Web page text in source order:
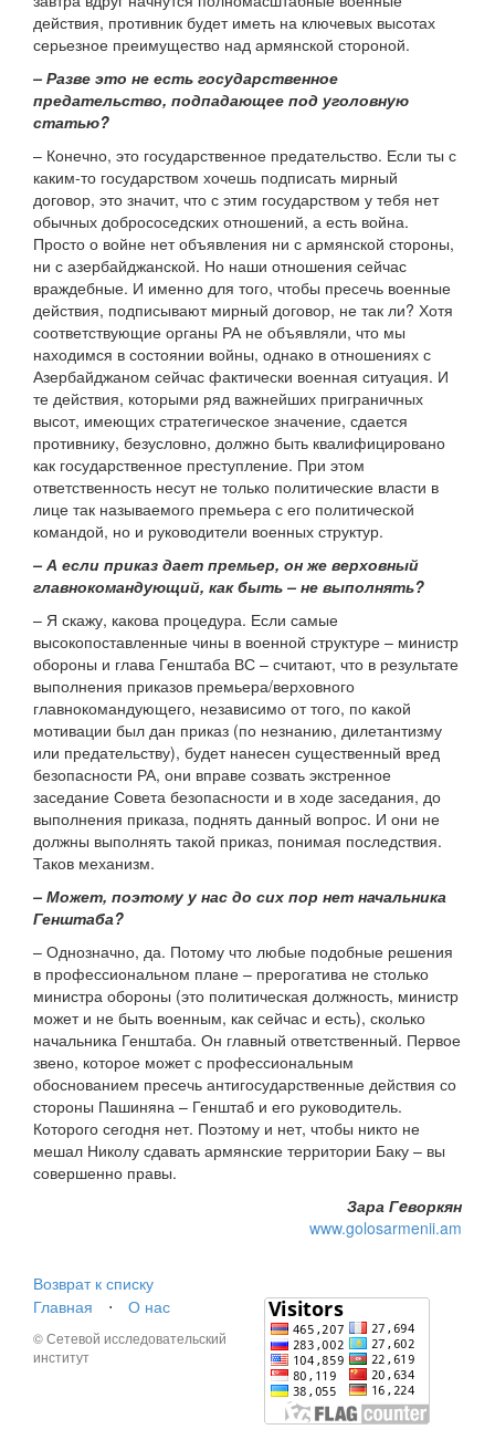
действия, противник будет иметь на ключевых высотах
серьезное преимущество над армянской стороной.
– Разве это не есть государственное
предательство, подпадающее под уголовную
статью?
– Конечно, это государственное предательство. Если ты с
каким-то государством хочешь подписать мирный
договор, это значит, что с этим государством у тебя нет
обычных добрососедских отношений, а есть война.
Просто о войне нет объявления ни с армянской стороны,
ни с азербайджанской. Но наши отношения сейчас
враждебные. И именно для того, чтобы пресечь военные
действия, подписывают мирный договор, не так ли? Хотя
соответствующие органы РА не объявляли, что мы
находимся в состоянии войны, однако в отношениях с
Азербайджаном сейчас фактически военная ситуация. И
те действия, которыми ряд важнейших приграничных
высот, имеющих стратегическое значение, сдается
противнику, безусловно, должно быть квалифицировано
как государственное преступление. При этом
ответственность несут не только политические власти в
лице так называемого премьера с его политической
командой, но и руководители военных структур.
– А если приказ дает премьер, он же верховный
главнокомандующий, как быть – не выполнять?
– Я скажу, какова процедура. Если самые
высокопоставленные чины в военной структуре – министр
обороны и глава Генштаба ВС – считают, что в результате
выполнения приказов премьера/верховного
главнокомандующего, независимо от того, по какой
мотивации был дан приказ (по незнанию, дилетантизму
или предательству), будет нанесен существенный вред
безопасности РА, они вправе созвать экстренное
заседание Совета безопасности и в ходе заседания, до
выполнения приказа, поднять данный вопрос. И они не
должны выполнять такой приказ, понимая последствия.
Таков механизм.
– Может, поэтому у нас до сих пор нет начальника
Генштаба?
– Однозначно, да. Потому что любые подобные решения
в профессиональном плане – прерогатива не столько
министра обороны (это политическая должность, министр
может и не быть военным, как сейчас и есть), сколько
начальника Генштаба. Он главный ответственный. Первое
звено, которое может с профессиональным
обоснованием пресечь антигосударственные действия со
стороны Пашиняна – Генштаб и его руководитель.
Которого сегодня нет. Поэтому и нет, чтобы никто не
мешал Николу сдавать армянские территории Баку – вы
совершенно правы.
Зара Гeворкян
www.golosarmenii.am
Возврат к списку
Главная
⋅ О нас
© Сетевой исследовательский
институт